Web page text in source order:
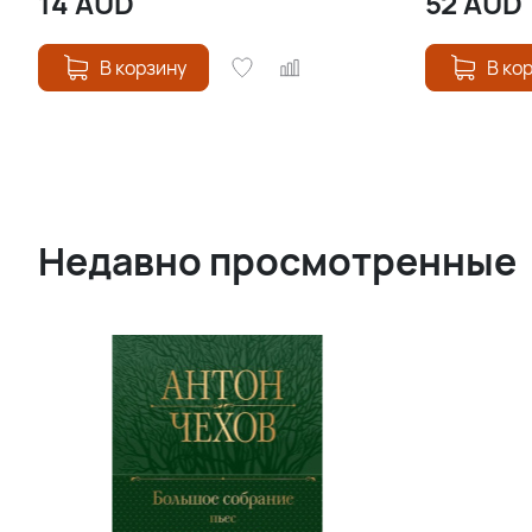
В корзину В
Недавно просмотренные